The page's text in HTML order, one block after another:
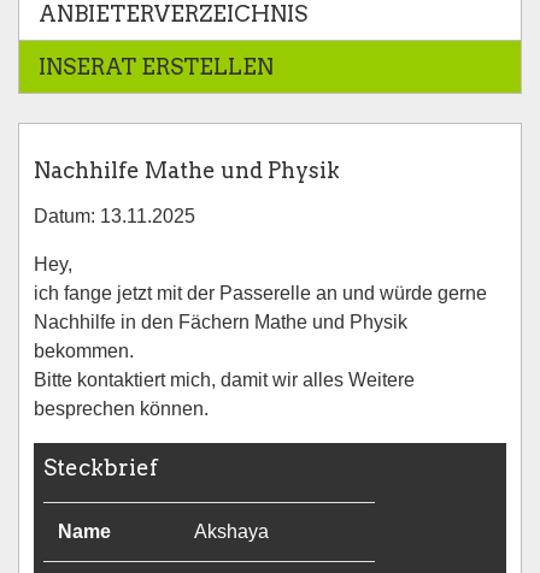
ANBIETERVERZEICHNIS
INSERAT ERSTELLEN
Nachhilfe Mathe und Physik
Datum: 13.11.2025
Hey,
ich fange jetzt mit der Passerelle an und würde gerne
Nachhilfe in den Fächern Mathe und Physik
bekommen.
Bitte kontaktiert mich, damit wir alles Weitere
besprechen können.
Steckbrief
Name Akshaya